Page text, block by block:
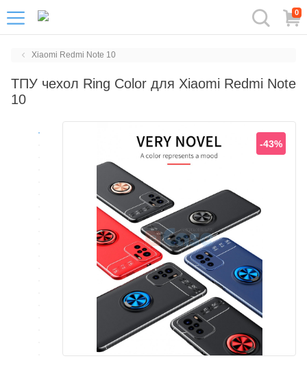
0
Xiaomi Redmi Note 10
ТПУ чехол Ring Color для Xiaomi Redmi Note
10
-43%